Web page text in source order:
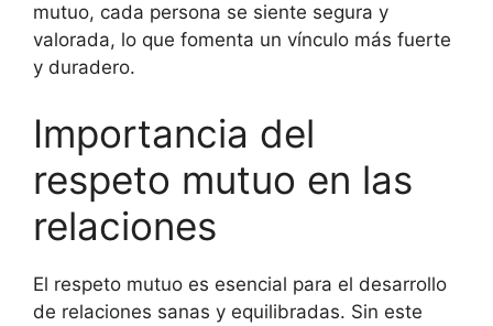
mutuo, cada persona se siente segura y
valorada, lo que fomenta un vínculo más fuerte
y duradero.
Importancia del
respeto mutuo en las
relaciones
El respeto mutuo es esencial para el desarrollo
de relaciones sanas y equilibradas. Sin este